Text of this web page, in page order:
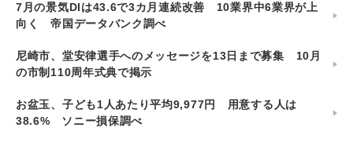
7月の景気DIは43.6で3カ月連続改善 10業界中6業界が上
向く 帝国データバンク調べ
尼崎市、堂安律選手へのメッセージを13日まで募集 10月
の市制110周年式典で掲示
お盆玉、子ども1人あたり平均9,977円 用意する人は
38.6% ソニー損保調べ